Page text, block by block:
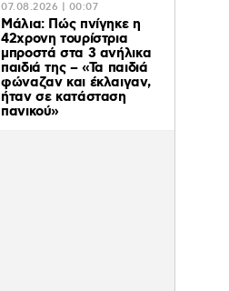
07.08.2026 | 00:07
Μάλια: Πώς πνίγηκε η
42χρονη τουρίστρια
μπροστά στα 3 ανήλικα
παιδιά της – «Τα παιδιά
φώναζαν και έκλαιγαν,
ήταν σε κατάσταση
πανικού»